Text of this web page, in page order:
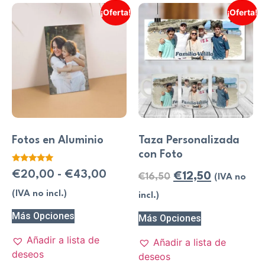
¡Oferta!
Fotos en Aluminio
Valorado
con
de 5
€20,00 - €43,00
(IVA no incl.)
Más Opciones
Añadir a lista de
deseos
¡Oferta!
Taza Personalizada
con Foto
€16,50 €12,50 (IVA no
incl.)
Más Opciones
Añadir a lista de
deseos